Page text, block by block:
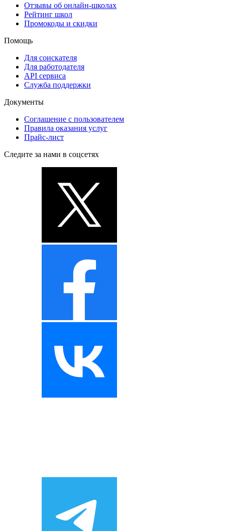
Отзывы об онлайн-школах
Рейтинг школ
Промокоды и скидки
Помощь
Для соискателя
Для работодателя
API сервиса
Служба поддержки
Документы
Соглашение с пользователем
Правила оказания услуг
Прайс-лист
Следите за нами в соцсетях